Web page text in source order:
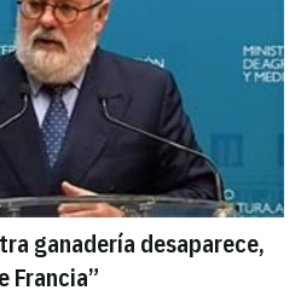
ganadería desaparece,
Francia”